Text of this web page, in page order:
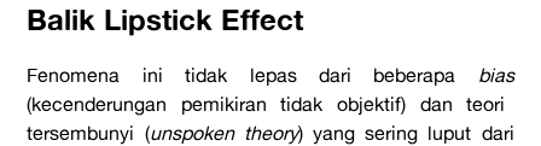
Balik Lipstick Effect
Fenomena ini tidak lepas dari beberapa bias
(kecenderungan pemikiran tidak objektif) dan teori
tersembunyi (unspoken theory) yang sering luput dari